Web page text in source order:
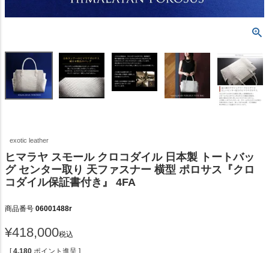
exotic leather
ヒマラヤ スモール クロコダイル 日本製 トートバッ
グ センター取り 天ファスナー 横型 ポロサス『クロ
コダイル保証書付き』 4FA
商品番号 06001488r
¥418,000税込
[ 4,180 ポイント進呈 ]